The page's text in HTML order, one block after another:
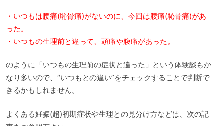
・いつもは腰痛(恥骨痛)がないのに、今回は腰痛(恥骨痛)があ
った。
・いつもの生理前と違って、頭痛や腹痛があった。
のように「いつもの生理前の症状と違った」という体験談もか
なり多いので、“いつもとの違い”をチェックすることで判断で
きるかもしれません。
よくある妊娠(超)初期症状や生理との見分け方などは、次の記